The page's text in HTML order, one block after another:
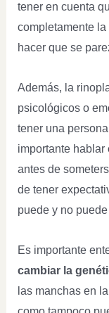
tener en cuenta
completamente
hacer que se
Además, la
psicológicos o
tener una
importante
antes de
de tener
puede y no puede
Es importante
cambiar la
las manchas en